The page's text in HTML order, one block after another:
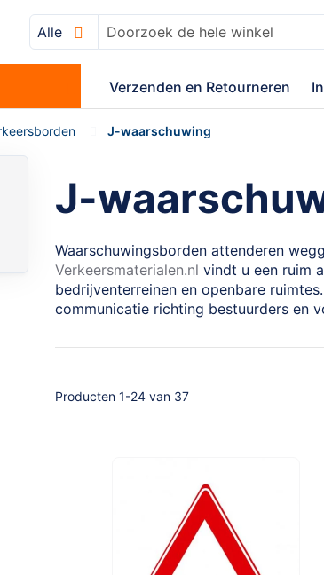
Alle
Verzenden en Retourneren
J-waarschuwing
J-
Waarschuwingsborden attenderen
Verkeersmaterialen.nl vindt u een ruim
bedrijventerreinen en openbare
communicatie richting bestuurders en
Producten 1-24van 37